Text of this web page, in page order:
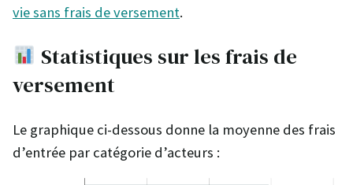
vie sans frais de versement.
Statistiques sur les frais de
versement
Le graphique ci-dessous donne la moyenne des frais
d’entrée par catégorie d’acteurs :